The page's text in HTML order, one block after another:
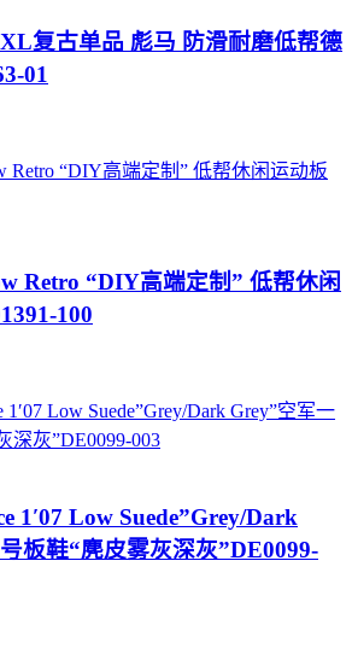
复古单品 彪马 防滑耐磨低帮德
01
Retro “DIY高端定制” 低帮休闲
100
1′07 Low Suede”Grey/Dark
板鞋“麂皮雾灰深灰”DE0099-